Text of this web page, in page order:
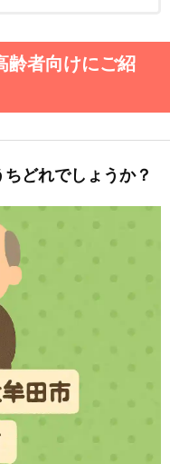
齢者向けにご紹
どれでしょうか？